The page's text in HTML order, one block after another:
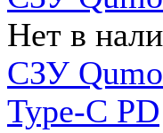
Нет в
СЗУ
Type-C PD